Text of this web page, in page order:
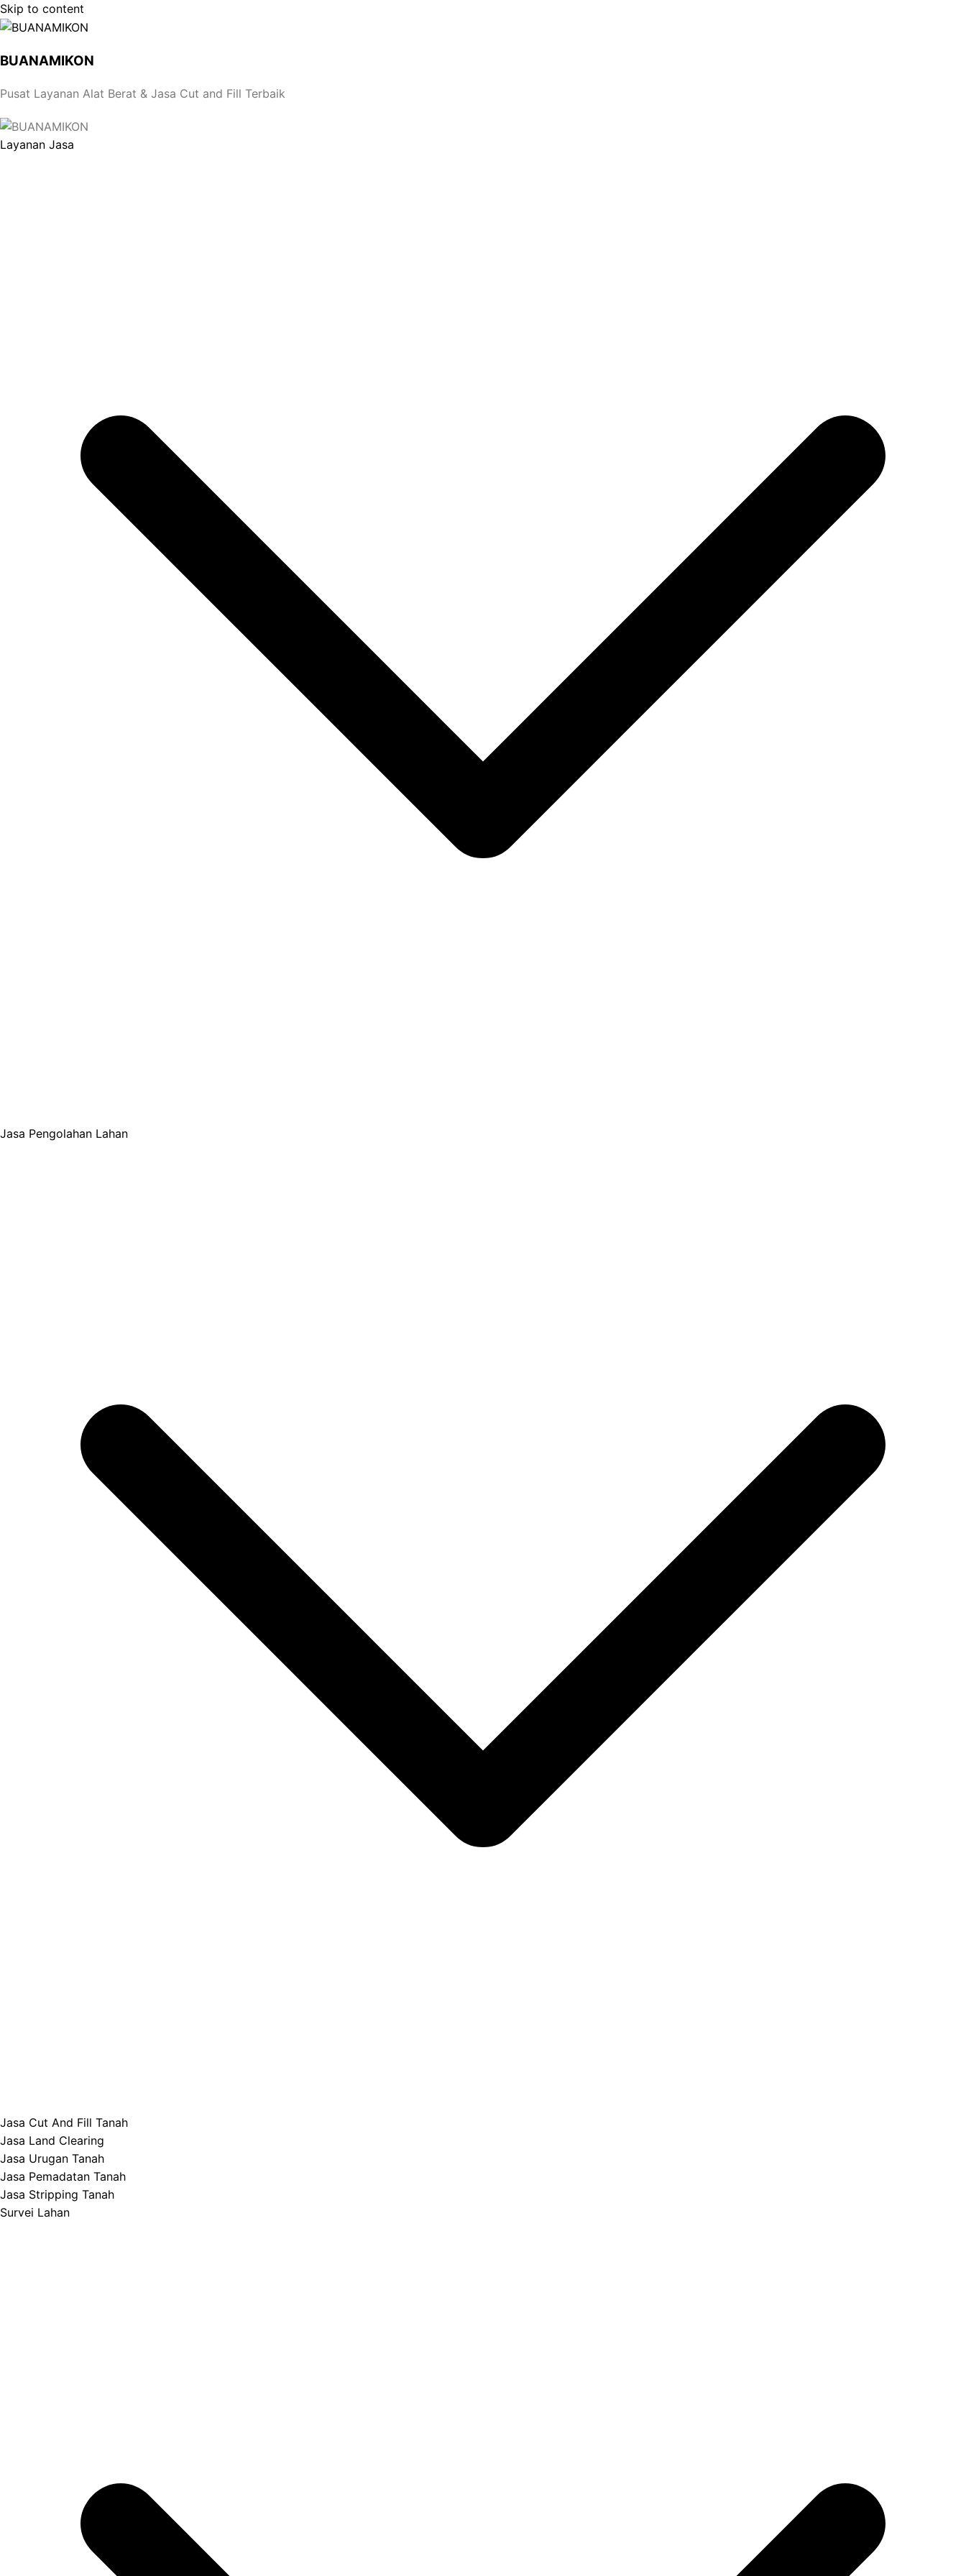
Skip to content
BUANAMIKON
Pusat Layanan Alat Berat & Jasa Cut and Fill Terbaik
Layanan Jasa
Jasa Pengolahan Lahan
Jasa Cut And Fill Tanah
Jasa Land Clearing
Jasa Urugan Tanah
Jasa Pemadatan Tanah
Jasa Stripping Tanah
Survei Lahan